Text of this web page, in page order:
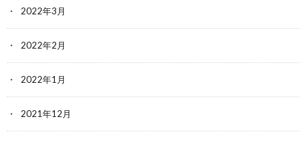
2022年3月
2022年2月
2022年1月
2021年12月